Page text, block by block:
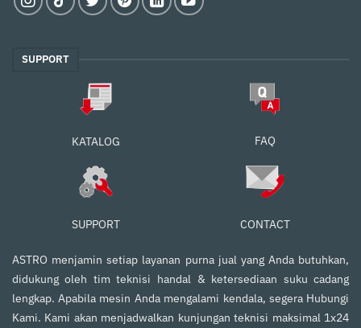
SUPPORT
KATALOG FAQ
SUPPORT CONTACT
ASTRO menjamin setiap layanan purna jual yang Anda butuhkan,
didukung oleh tim teknisi handal & ketersediaan suku cadang
lengkap. Apabila mesin Anda mengalami kendala, segera Hubungi
Kami. Kami akan menjadwalkan kunjungan teknisi maksimal 1x24